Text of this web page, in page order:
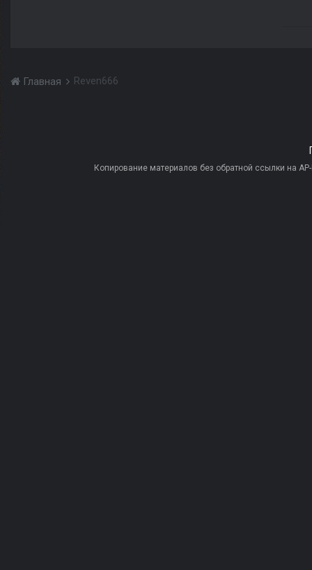
Главная Reven666
Копирование материалов без обратной ссылки на